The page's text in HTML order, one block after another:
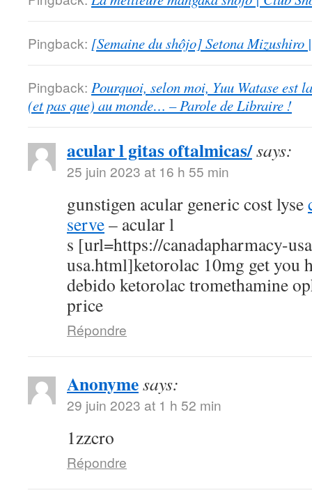
Pingback: [Semaine du shôjo] Setona Mizushiro
Pingback: Pourquoi, selon moi, Yuu Watase est
(et pas que) au monde… – Parole de Libraire !
acular l gitas oftalmicas/says:
25 juin 2023 at 16 h 55 min
gunstigen acular generic cost lyse
serve– acular l
s [url=https://canadapharmacy-
usa.html]ketorolac 10mg get you
debido ketorolac tromethamine
price
Répondre
Anonymesays:
29 juin 2023 at 1 h 52 min
1zzcro
Répondre